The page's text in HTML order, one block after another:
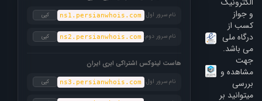
و جواز
کسب از
درگاه ملی
می باشد.
جهت
مشاهده و
بررسی
میتوانید بر
نام سرور اول: ns1.persianwhois.com کپی
نام سرور دوم: ns2.persianwhois.com کپی
هاست لینوکس اشتراکی ابری ایران
نام سرور اول: ns3.persianwhois.com کپی